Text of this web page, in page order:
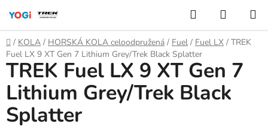
obsah
Hledat
KOŠÍK
Domů
/ KOLA / HORSKÁ KOLA celoodpružená / Fuel / Fuel LX / TREK
Fuel LX 9 XT Gen 7 Lithium Grey/Trek Black Splatter
TREK Fuel LX 9 XT Gen 7
Lithium Grey/Trek Black
Splatter